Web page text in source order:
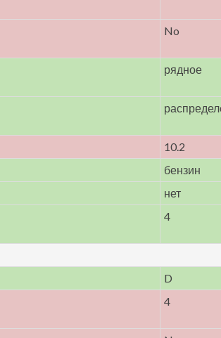
No
рядное
10.2
бензин
нет
4
D
4